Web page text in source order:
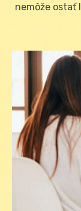
nemôže ostať